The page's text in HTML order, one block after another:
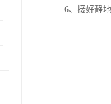
6、接好静